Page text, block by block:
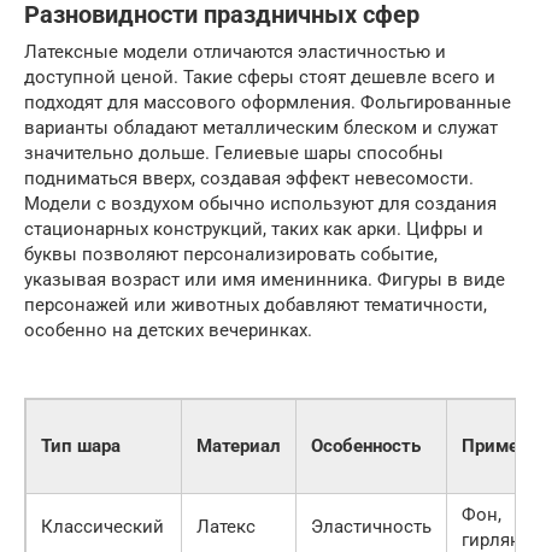
Разновидности праздничных сфер
Латексные модели отличаются эластичностью и
доступной ценой. Такие сферы стоят дешевле всего и
подходят для массового оформления. Фольгированные
варианты обладают металлическим блеском и служат
значительно дольше. Гелиевые шары способны
подниматься вверх, создавая эффект невесомости.
Модели с воздухом обычно используют для создания
стационарных конструкций, таких как арки. Цифры и
буквы позволяют персонализировать событие,
указывая возраст или имя именинника. Фигуры в виде
персонажей или животных добавляют тематичности,
особенно на детских вечеринках.
Тип шара Материал Особенность
Классический Латекс Эластичность
Фон,